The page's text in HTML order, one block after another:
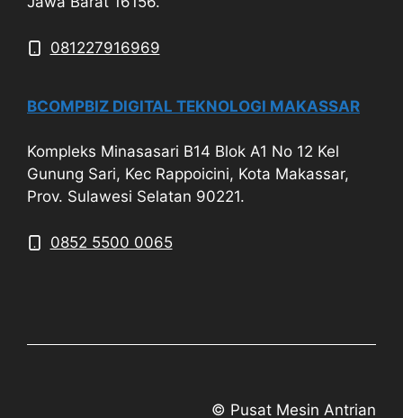
081227916969
BCOMPBIZ DIGITAL TEKNOLOGI MAKASSAR
Kompleks Minasasari B14 Blok A1 No 12 Kel
Gunung Sari, Kec Rappoicini, Kota Makassar,
Prov. Sulawesi Selatan 90221.
0852 5500 0065
© Pusat Mesin Antrian